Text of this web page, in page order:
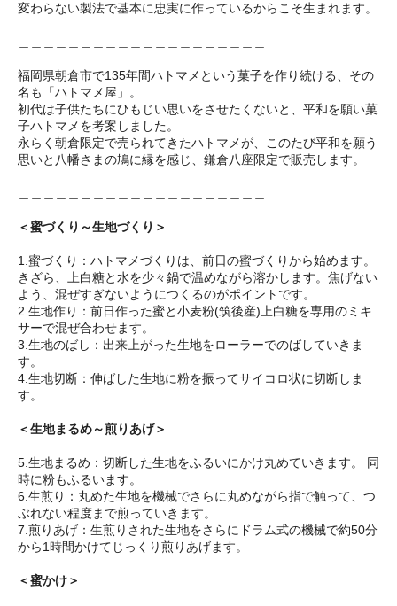
変わらない製法で基本に忠実に作っているからこそ生まれます。
福岡県朝倉市で135年間ハトマメという菓子を作り続ける、その
名も「ハトマメ屋」。
初代は子供たちにひもじい思いをさせたくないと、平和を願い菓
子ハトマメを考案しました。
永らく朝倉限定で売られてきたハトマメが、このたび平和を願う
思いと八幡さまの鳩に縁を感じ、鎌倉八座限定で販売します。
＜蜜づくり～生地づくり＞
1.蜜づくり：ハトマメづくりは、前日の蜜づくりから始めます。
きざら、上白糖と水を少々鍋で温めながら溶かします。焦げない
よう、混ぜすぎないようにつくるのがポイントです。
2.生地作り：前日作った蜜と小麦粉(筑後産)上白糖を専用のミキ
サーで混ぜ合わせます。
3.生地のばし：出来上がった生地をローラーでのばしていきま
す。
4.生地切断：伸ばした生地に粉を振ってサイコロ状に切断しま
す。
＜生地まるめ～煎りあげ＞
5.生地まるめ：切断した生地をふるいにかけ丸めていきます。 同
時に粉もふるいます。
6.生煎り：丸めた生地を機械でさらに丸めながら指で触って、つ
ぶれない程度まで煎っていきます。
7.煎りあげ：生煎りされた生地をさらにドラム式の機械で約50分
から1時間かけてじっくり煎りあげます。
＜蜜かけ＞